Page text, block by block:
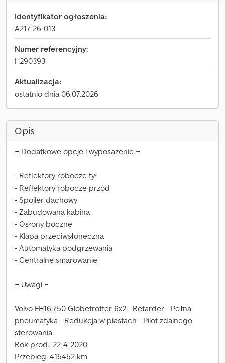
Identyfikator ogłoszenia:
A217-26-013
Numer referencyjny:
H290393
Aktualizacja:
ostatnio dnia 06.07.2026
Opis
= Dodatkowe opcje i wyposażenie =
- Reflektory robocze tył
- Reflektory robocze przód
- Spojler dachowy
- Zabudowana kabina
- Osłony boczne
- Klapa przeciwsłoneczna
- Automatyka podgrzewania
- Centralne smarowanie
= Uwagi =
Volvo FH16.750 Globetrotter 6x2 - Retarder - Pełna
pneumatyka - Redukcja w piastach - Pilot zdalnego
sterowania
Rok prod.: 22-4-2020
Przebieg: 415452 km